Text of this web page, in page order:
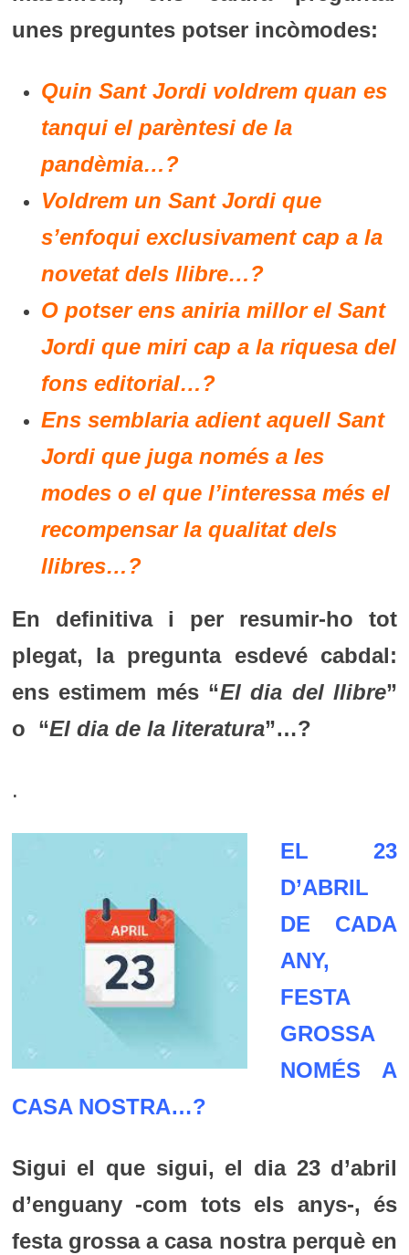
unes preguntes potser incòmodes:
Quin Sant Jordi voldrem quan es
tanqui el parèntesi de la
pandèmia…?
Voldrem un Sant Jordi que
s’enfoqui exclusivament cap a la
novetat dels llibre…?
O potser ens aniria millor el Sant
Jordi que miri cap a la riquesa del
fons editorial…?
Ens semblaria adient aquell Sant
Jordi que juga només a les
modes o el que l’interessa més el
recompensar la qualitat dels
llibres…?
En definitiva i per resumir-ho tot
plegat, la pregunta esdevé cabdal:
ens estimem més “El dia del llibre”
o “El dia de la literatura”…?
.
EL 23
D’ABRIL
DE CADA
ANY,
FESTA
GROSSA
NOMÉS A
CASA NOSTRA…?
Sigui el que sigui, el dia 23 d’abril
d’enguany -com tots els anys-, és
festa grossa a casa nostra perquè en